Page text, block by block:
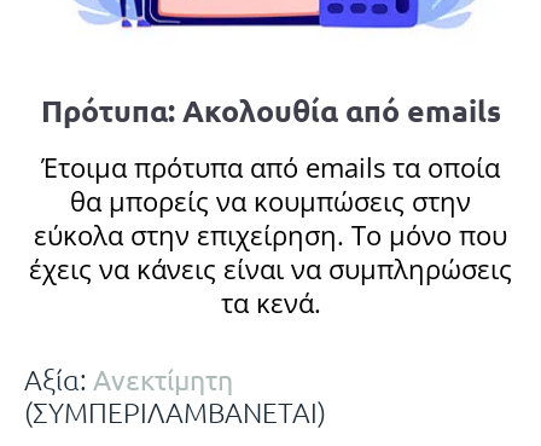
Πρότυπα: Ακολουθία από emails
Έτοιμα πρότυπα από emails τα οποία
θα μπορείς να κουμπώσεις στην
εύκολα στην επιχείρηση. Το μόνο που
έχεις να κάνεις είναι να συμπληρώσεις
τα κενά.
Αξία: Ανεκτίμητη
(ΣΥΜΠΕΡΙΛΑΜΒΑΝΕΤΑΙ)